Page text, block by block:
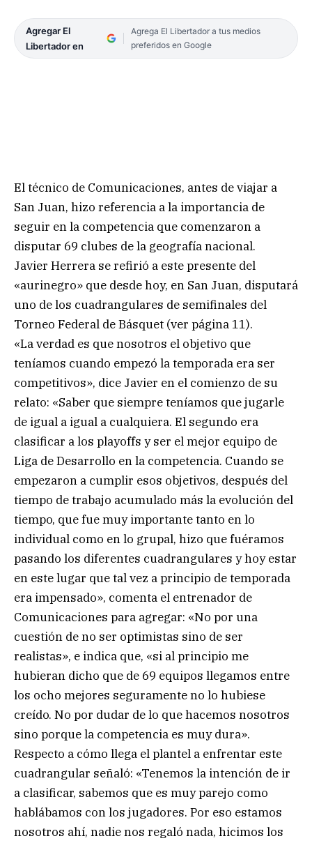
Agregar El
Libertador en
Agrega El Libertador a tus medios
preferidos en Google
El técnico de Comunicaciones, antes de viajar a
San Juan, hizo referencia a la importancia de
seguir en la competencia que comenzaron a
disputar 69 clubes de la geografía nacional.
Javier Herrera se refirió a este presente del
«aurinegro» que desde hoy, en San Juan, disputará
uno de los cuadrangulares de semifinales del
Torneo Federal de Básquet (ver página 11).
«La verdad es que nosotros el objetivo que
teníamos cuando empezó la temporada era ser
competitivos», dice Javier en el comienzo de su
relato: «Saber que siempre teníamos que jugarle
de igual a igual a cualquiera. El segundo era
clasificar a los playoffs y ser el mejor equipo de
Liga de Desarrollo en la competencia. Cuando se
empezaron a cumplir esos objetivos, después del
tiempo de trabajo acumulado más la evolución del
tiempo, que fue muy importante tanto en lo
individual como en lo grupal, hizo que fuéramos
pasando los diferentes cuadrangulares y hoy estar
en este lugar que tal vez a principio de temporada
era impensado», comenta el entrenador de
Comunicaciones para agregar: «No por una
cuestión de no ser optimistas sino de ser
realistas», e indica que, «si al principio me
hubieran dicho que de 69 equipos llegamos entre
los ocho mejores seguramente no lo hubiese
creído. No por dudar de lo que hacemos nosotros
sino porque la competencia es muy dura».
Respecto a cómo llega el plantel a enfrentar este
cuadrangular señaló: «Tenemos la intención de ir
a clasificar, sabemos que es muy parejo como
hablábamos con los jugadores. Por eso estamos
nosotros ahí, nadie nos regaló nada, hicimos los